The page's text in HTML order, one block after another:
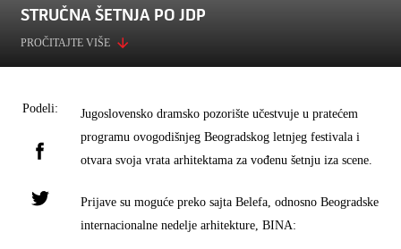
STRUČNA ŠETNJA PO JDP
PROČITAJTE VIŠE
Podeli:
Jugoslovensko dramsko pozorište učestvuje u pratećem
programu ovogodišnjeg Beogradskog letnjeg festivala i
otvara svoja vrata arhitektama za vođenu šetnju iza scene.
Prijave su moguće preko sajta Belefa, odnosno Beogradske
internacionalne nedelje arhitekture, BINA: